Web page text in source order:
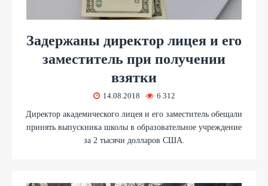
Задержаны директор лицея и его
заместитель при получении
взятки
14.08.2018 6 312
Директор академического лицея и его заместитель обещали
принять выпускника школы в образовательное учреждение
за 2 тысячи долларов США.